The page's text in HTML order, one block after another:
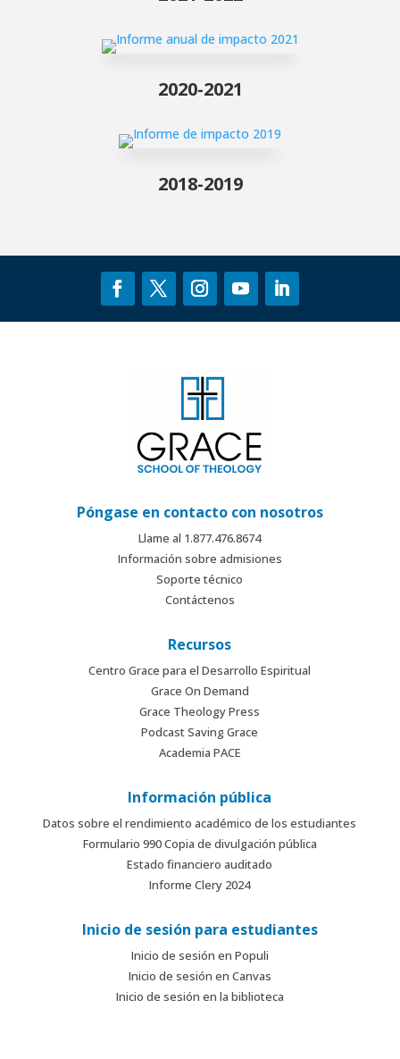
2020-2021
2018-2019
Póngase en contacto con nosotros
Llame al 1.877.476.8674
Información sobre admisiones
Soporte técnico
Contáctenos
Recursos
Centro Grace para el Desarrollo Espiritual
Grace On Demand
Grace Theology Press
Podcast Saving Grace
Academia PACE
Información pública
Datos sobre el rendimiento académico de los estudiantes
Formulario 990 Copia de divulgación pública
Estado financiero auditado
Informe Clery 2024
Inicio de sesión para estudiantes
Inicio de sesión en Populi
Inicio de sesión en Canvas
Inicio de sesión en la biblioteca